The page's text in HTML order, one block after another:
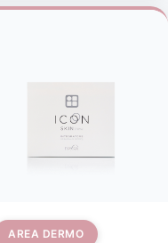
AREA DERMO